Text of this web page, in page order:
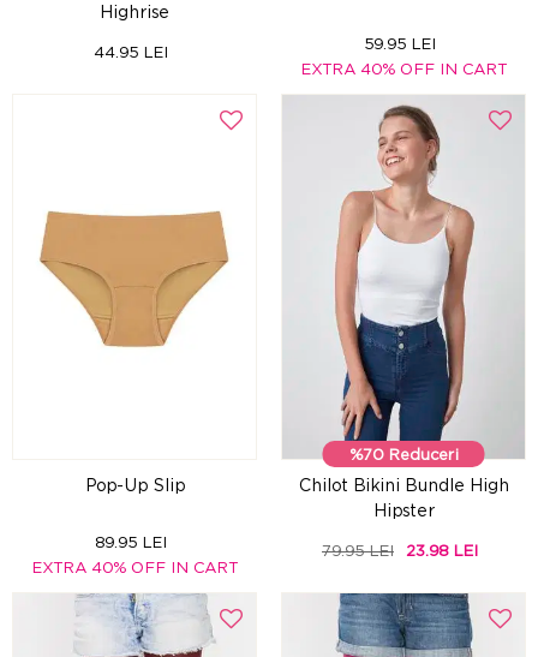
Highrise
44.95 LEI
59.95 LEI
EXTRA 40% OFF IN CART
Pop-Up Slip
89.95 LEI
EXTRA 40% OFF IN CART
%70 Reduceri
Chilot Bikini Bundle High
Hipster
79.95 LEI 23.98 LEI